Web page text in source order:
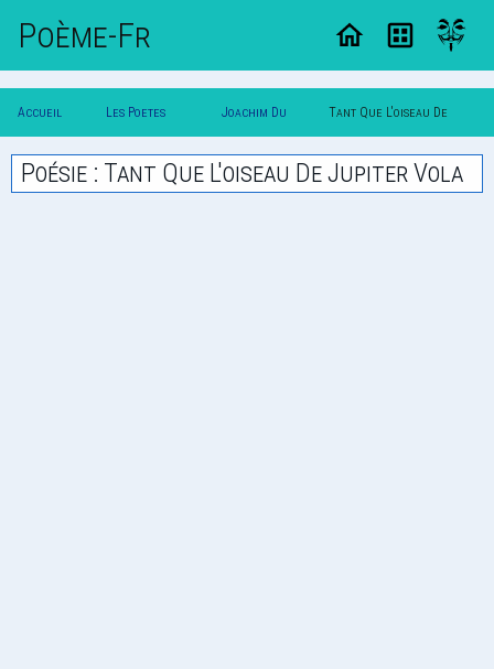
Poème-Fr
Accueil
Poesie
Les Poetes
Classique
Joachim Du
Bellay
Tant Que L'oiseau De
Jupiter Vola
Poésie : Tant Que L'oiseau De Jupiter Vola